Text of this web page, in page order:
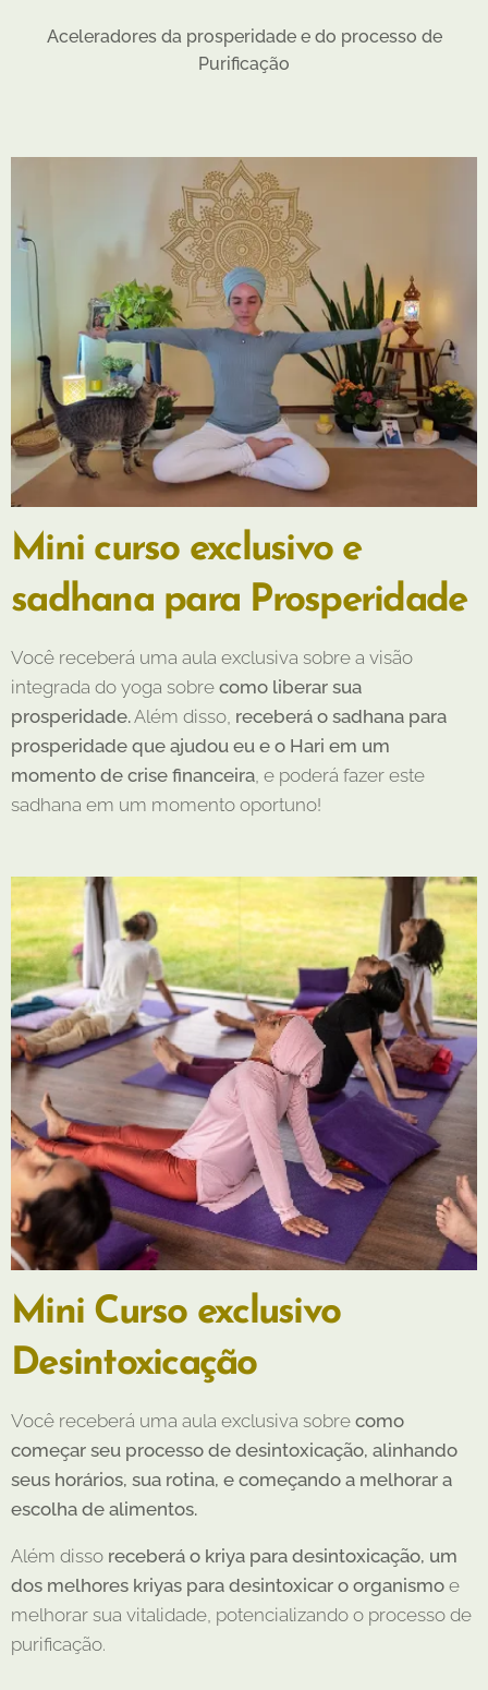
Aceleradores da prosperidade e do processo de
Purificação
Mini curso exclusivo e
sadhana para Prosperidade
Você receberá uma aula exclusiva sobre a visão
integrada do yoga sobre como liberar sua
prosperidade.Além disso, receberá o sadhana para
prosperidade que ajudou eu e o Hari em um
momento de crise financeira, e poderá fazer este
sadhana em um momento oportuno!
Mini Curso exclusivo
Desintoxicação
Você receberá uma aula exclusiva sobre como
começar seu processo de desintoxicação, alinhando
seus horários, sua rotina, e começando a melhorar a
escolha de alimentos.
Além disso receberá o kriya para desintoxicação, um
dos melhores kriyas para desintoxicar o organismo e
melhorar sua vitalidade, potencializando o processo de
purificação.